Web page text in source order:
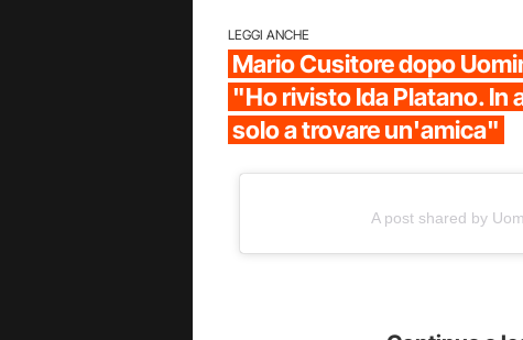
LEGGI ANCHE
Mario Cusitore dopo
"Ho rivisto Ida Platano. In
solo a trovare un'amica"
A post shared by